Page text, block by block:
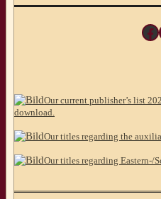
Our current publisher’s list
download.
Our titles regarding the
Our titles regarding Eastern-/